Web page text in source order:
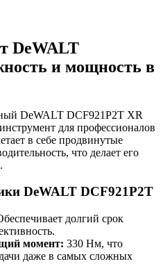
DeWALT
и мощность в
DeWALT DCF921P2T XR
для профессионалов
в себе продвинутые
что делает его
DeWALT DCF921P2T
долгий срок
момент: 330 Нм, что
даже в самых сложных